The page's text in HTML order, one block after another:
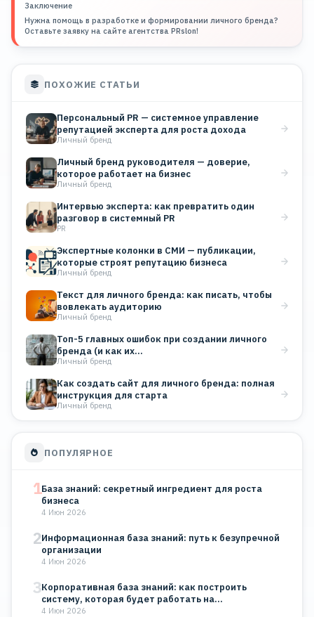
Заключение
Нужна помощь в разработке и формировании личного бренда?
Оставьте заявку на сайте агентства PRslon!
ПОХОЖИЕ СТАТЬИ
Персональный PR — системное управление
репутацией эксперта для роста дохода
Личный бренд
Личный бренд руководителя — доверие,
которое работает на бизнес
Личный бренд
Интервью эксперта: как превратить один
разговор в системный PR
PR
Экспертные колонки в СМИ — публикации,
которые строят репутацию бизнеса
Личный бренд
Текст для личного бренда: как писать, чтобы
вовлекать аудиторию
Личный бренд
Топ-5 главных ошибок при создании личного
бренда (и как их…
Личный бренд
Как создать сайт для личного бренда: полная
инструкция для старта
Личный бренд
ПОПУЛЯРНОЕ
1База знаний: секретный ингредиент для роста
бизнеса
4 Июн 2026
2Информационная база знаний: путь к безупречной
организации
4 Июн 2026
3Корпоративная база знаний: как построить
систему, которая будет работать на…
4 Июн 2026